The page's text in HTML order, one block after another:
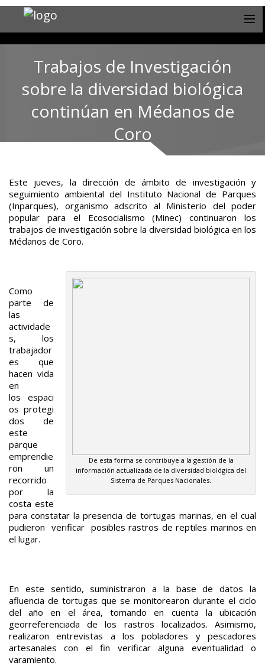
Trabajos de Investigación
sobre la diversidad biológica
continúan en Médanos de
Coro
Este jueves, la dirección de ámbito de investigación y
seguimiento ambiental del Instituto Nacional de Parques
(Inparques), organismo adscrito al Ministerio del poder
popular para el Ecosocialismo (Minec) continuaron los
trabajos de investigación sobre la diversidad biológica en los
Médanos de Coro.
De esta forma se contribuye a la gestión de la
información actualizada de la diversidad biológica del
Sistema de Parques Nacionales.
Como
parte de
las
actividade
s, los
trabajador
es que
hacen vida
en
los espaci
os protegi
dos de
este
parque
emprendie
ron un
recorrido
por la
costa este
para constatar la presencia de tortugas marinas, en el cual
pudieron verificar posibles rastros de reptiles marinos en
el lugar.
En este sentido, suministraron a la base de datos la
afluencia de tortugas que se monitorearon durante el ciclo
del año en el área, tomando en cuenta la ubicación
georreferenciada de los rastros localizados. Asimismo,
realizaron entrevistas a los pobladores y pescadores
artesanales con el fin verificar alguna eventualidad o
varamiento.